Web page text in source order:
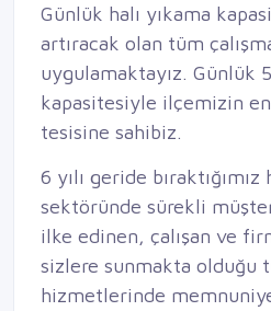
Günlük halı yıkama
artıracak olan tüm
uygulamaktayız. Günlük
kapasitesiyle ilçemizin en
tesisine sahibiz.
6 yılı geride bıraktığımız
sektöründe sürekli
ilke edinen, çalışan ve
sizlere sunmakta olduğu
hizmetlerinde